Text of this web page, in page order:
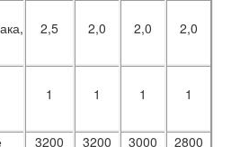
2,5 2,0 2,0 2,0
1 1 1 1
3200 3200 3000 2800